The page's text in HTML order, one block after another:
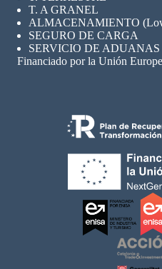
T. A GRANEL
ALMACENAMIENTO
SEGURO DE CARGA
SERVICIO DE ADUANAS
Financiado por la Unión